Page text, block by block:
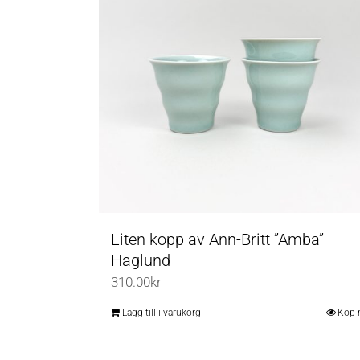
Liten kopp av Ann-Britt ”Amba”
Haglund
310.00kr
Lägg till i varukorg Köp